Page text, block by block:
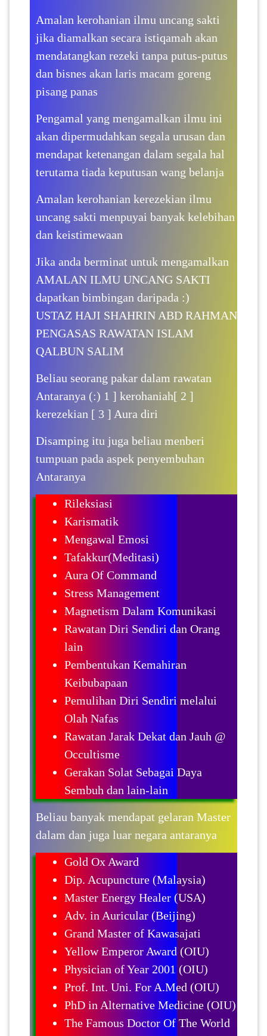
Amalan kerohanian ilmu uncang sakti
jika diamalkan secara istiqamah akan
mendatangkan rezeki tanpa putus-putus
dan bisnes akan laris macam goreng
pisang panas
Pengamal yang mengamalkan ilmu ini
akan dipermudahkan segala urusan dan
mendapat ketenangan dalam segala hal
terutama tiada keputusan wang belanja
Amalan kerohanian kerezekian ilmu
uncang sakti menpuyai banyak kelebihan
dan keistimewaan
Jika anda berminat untuk mengamalkan
AMALAN ILMU UNCANG SAKTI
dapatkan bimbingan daripada :)
USTAZ HAJI SHAHRIN ABD RAHMAN
PENGASAS RAWATAN ISLAM
QALBUN SALIM
Beliau seorang pakar dalam rawatan
Antaranya (:) 1 ] kerohaniah[ 2 ]
kerezekian [ 3 ] Aura diri
Disamping itu juga beliau menberi
tumpuan pada aspek penyembuhan
Antaranya
Rileksiasi
Karismatik
Mengawal Emosi
Tafakkur(Meditasi)
Aura Of Command
Stress Management
Magnetism Dalam Komunikasi
Rawatan Diri Sendiri dan Orang
lain
Pembentukan Kemahiran
Keibubapaan
Pemulihan Diri Sendiri melalui
Olah Nafas
Rawatan Jarak Dekat dan Jauh @
Occultisme
Gerakan Solat Sebagai Daya
Sembuh dan lain-lain
Beliau banyak mendapat gelaran Master
dalam dan juga luar negara antaranya
Gold Ox Award
Dip. Acupuncture (Malaysia)
Master Energy Healer (USA)
Adv. in Auricular (Beijing)
Grand Master of Kawasajati
Yellow Emperor Award (OIU)
Physician of Year 2001 (OIU)
Prof. Int. Uni. For A.Med (OIU)
PhD in Alternative Medicine (OIU)
The Famous Doctor Of The World
SABAH(0)
SARAWAK(2)
MELAKA(53)
PERLIS(6)
KUALA
LUMPUR(16)
PUTRAJAYA(9)
LABUAN(2)
MALAYSIA(82)
INDONESIA(1)
SINGAPORE(0)